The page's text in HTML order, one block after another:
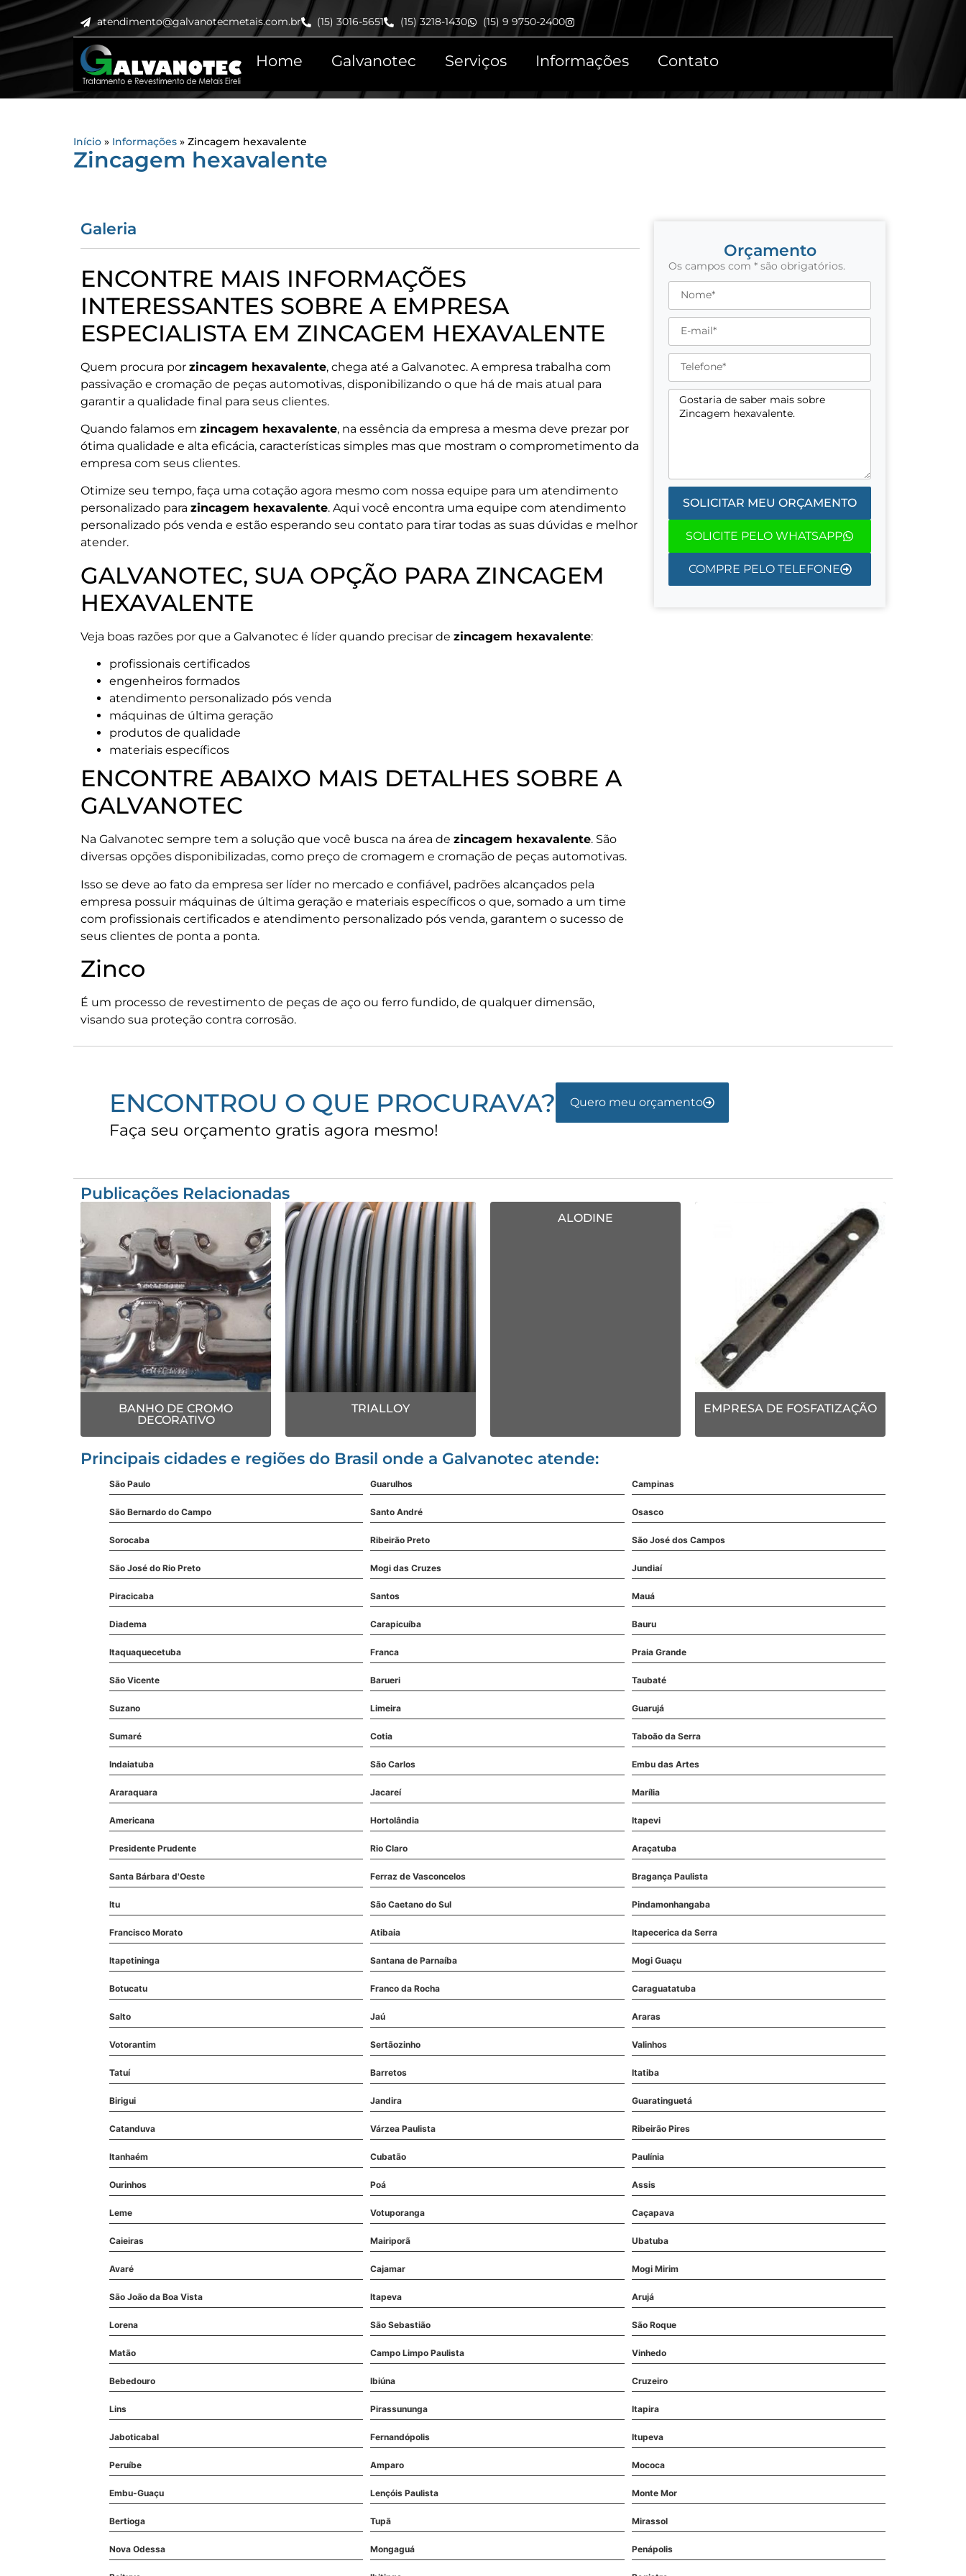
atendimento@galvanotecmetais.com.br (15) 3016-5651 (15) 3218-1430 (15) 9 9750-2400
Home Galvanotec Serviços Informações Contato
Início » Informações » Zincagem hexavalente
Zincagem hexavalente
Galeria
ENCONTRE MAIS INFORMAÇÕES
INTERESSANTES SOBRE A EMPRESA
ESPECIALISTA EM ZINCAGEM HEXAVALENTE
Quem procura por zincagem hexavalente, chega até a Galvanotec. A empresa trabalha com
passivação e cromação de peças automotivas, disponibilizando o que há de mais atual para
garantir a qualidade final para seus clientes.
Quando falamos em zincagem hexavalente, na essência da empresa a mesma deve prezar por
ótima qualidade e alta eficácia, características simples mas que mostram o comprometimento da
empresa com seus clientes.
Otimize seu tempo, faça uma cotação agora mesmo com nossa equipe para um atendimento
personalizado para zincagem hexavalente. Aqui você encontra uma equipe com atendimento
personalizado pós venda e estão esperando seu contato para tirar todas as suas dúvidas e melhor
atender.
GALVANOTEC, SUA OPÇÃO PARA ZINCAGEM
HEXAVALENTE
Veja boas razões por que a Galvanotec é líder quando precisar de zincagem hexavalente:
profissionais certificados
engenheiros formados
atendimento personalizado pós venda
máquinas de última geração
produtos de qualidade
materiais específicos
ENCONTRE ABAIXO MAIS DETALHES SOBRE A
GALVANOTEC
Na Galvanotec sempre tem a solução que você busca na área de zincagem hexavalente. São
diversas opções disponibilizadas, como preço de cromagem e cromação de peças automotivas.
Isso se deve ao fato da empresa ser líder no mercado e confiável, padrões alcançados pela
empresa possuir máquinas de última geração e materiais específicos o que, somado a um time
com profissionais certificados e atendimento personalizado pós venda, garantem o sucesso de
seus clientes de ponta a ponta.
Zinco
É um processo de revestimento de peças de aço ou ferro fundido, de qualquer dimensão,
visando sua proteção contra corrosão.
Orçamento
Os campos com * são obrigatórios.
SOLICITAR MEU ORÇAMENTO
SOLICITE PELO WHATSAPP
COMPRE PELO TELEFONE
ENCONTROU O QUE PROCURAVA?
Faça seu orçamento gratis agora mesmo!
Quero meu orçamento
Publicações Relacionadas
BANHO DE CROMO
DECORATIVO
TRIALLOY
ALODINE
EMPRESA DE FOSFATIZAÇÃO
Principais cidades e regiões do Brasil onde a Galvanotec atende:
São Paulo Guarulhos Campinas
São Bernardo do Campo Santo André Osasco
Sorocaba Ribeirão Preto São José dos Campos
São José do Rio Preto Mogi das Cruzes Jundiaí
Piracicaba Santos Mauá
Diadema Carapicuíba Bauru
Itaquaquecetuba Franca Praia Grande
São Vicente Barueri Taubaté
Suzano Limeira Guarujá
Sumaré Cotia Taboão da Serra
Indaiatuba São Carlos Embu das Artes
Araraquara Jacareí Marília
Americana Hortolândia Itapevi
Presidente Prudente Rio Claro Araçatuba
Santa Bárbara d'Oeste Ferraz de Vasconcelos Bragança Paulista
Itu São Caetano do Sul Pindamonhangaba
Francisco Morato Atibaia Itapecerica da Serra
Itapetininga Santana de Parnaíba Mogi Guaçu
Botucatu Franco da Rocha Caraguatatuba
Salto Jaú Araras
Votorantim Sertãozinho Valinhos
Tatuí Barretos Itatiba
Birigui Jandira Guaratinguetá
Catanduva Várzea Paulista Ribeirão Pires
Itanhaém Cubatão Paulínia
Ourinhos Poá Assis
Leme Votuporanga Caçapava
Caieiras Mairiporã Ubatuba
Avaré Cajamar Mogi Mirim
São João da Boa Vista Itapeva Arujá
Lorena São Sebastião São Roque
Matão Campo Limpo Paulista Vinhedo
Bebedouro Ibiúna Cruzeiro
Lins Pirassununga Itapira
Jaboticabal Fernandópolis Itupeva
Peruíbe Amparo Mococa
Embu-Guaçu Lençóis Paulista Monte Mor
Bertioga Tupã Mirassol
Nova Odessa Mongaguá Penápolis